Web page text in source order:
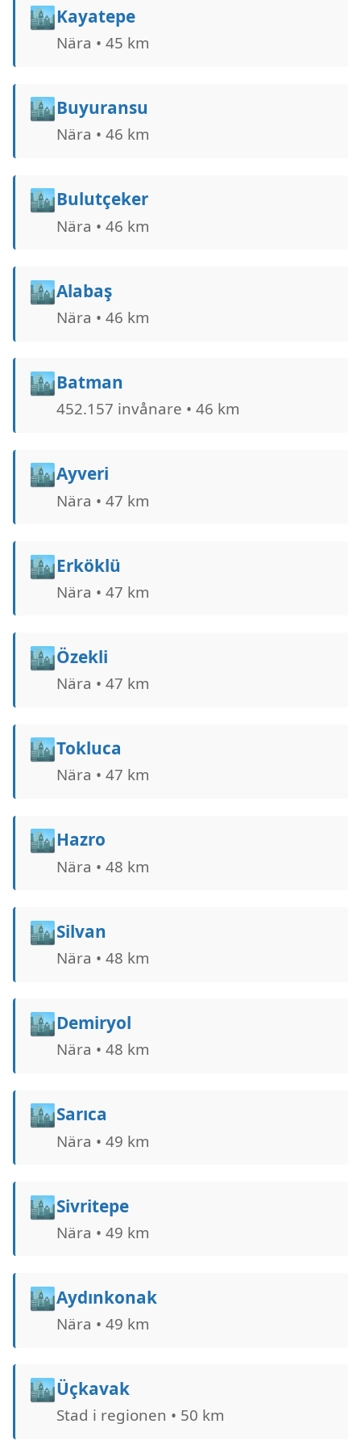
🏙️Kayatepe
Nära • 45 km
🏙️Buyuransu
Nära • 46 km
🏙️Bulutçeker
Nära • 46 km
🏙️Alabaş
Nära • 46 km
🏙️Batman
452.157 invånare • 46 km
🏙️Ayveri
Nära • 47 km
🏙️Erköklü
Nära • 47 km
🏙️Özekli
Nära • 47 km
🏙️Tokluca
Nära • 47 km
🏙️Hazro
Nära • 48 km
🏙️Silvan
Nära • 48 km
🏙️Demiryol
Nära • 48 km
🏙️Sarıca
Nära • 49 km
🏙️Sivritepe
Nära • 49 km
🏙️Aydınkonak
Nära • 49 km
🏙️Üçkavak
Stad i regionen • 50 km